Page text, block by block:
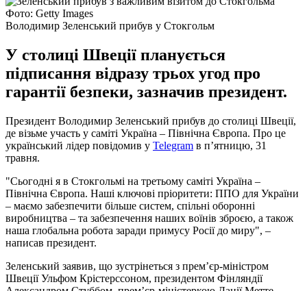
Фото: Getty Images
Володимир Зеленський прибув у Стокгольм
У столиці Швеції планується
підписання відразу трьох угод про
гарантії безпеки, зазначив президент.
Президент Володимир Зеленський прибув до столиці Швеції,
де візьме участь у саміті Україна – Північна Європа. Про це
український лідер повідомив у Telegram в п’ятницю, 31
травня.
"Сьогодні я в Стокгольмі на третьому саміті Україна –
Північна Європа. Наші ключові пріоритети: ППО для України
– маємо забезпечити більше систем, спільні оборонні
виробництва – та забезпечення наших воїнів зброєю, а також
наша глобальна робота заради примусу Росії до миру", –
написав президент.
Зеленський заявив, що зустрінеться з прем’єр-міністром
Швеції Ульфом Крістерссоном, президентом Фінляндії